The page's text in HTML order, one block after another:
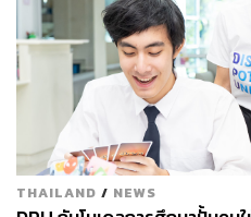
STYLISH
ความพิเศษใน
ละเอียดให้มีเอกลักษณ์ที่
MODERNความเรียบง่า
เหนือกาลเวลา เหมาะกั
THAILAND / NEWS